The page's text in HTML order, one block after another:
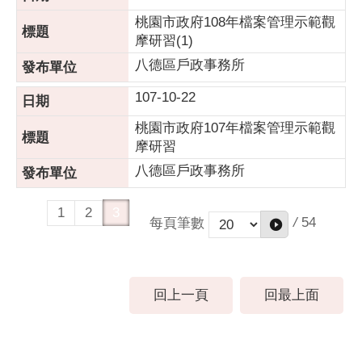
桃園市政府108年檔案管理示範觀
摩研習(1)
八德區戶政事務所
107-10-22
桃園市政府107年檔案管理示範觀
摩研習
八德區戶政事務所
1 2
每頁筆數 / 54
回上一頁 回最上面